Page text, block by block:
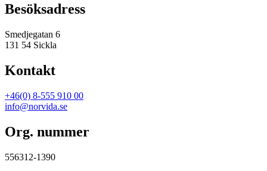
Besöksadress
Smedjegatan 6
131 54 Sickla
Kontakt
+46(0) 8-555 910 00
info@norvida.se
Org. nummer
556312-1390